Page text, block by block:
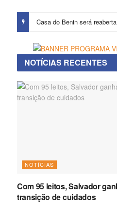
NOTÍCIAS RECENTES
NOTÍCIAS
Com 95 leitos, Salvador
transição de cuidados